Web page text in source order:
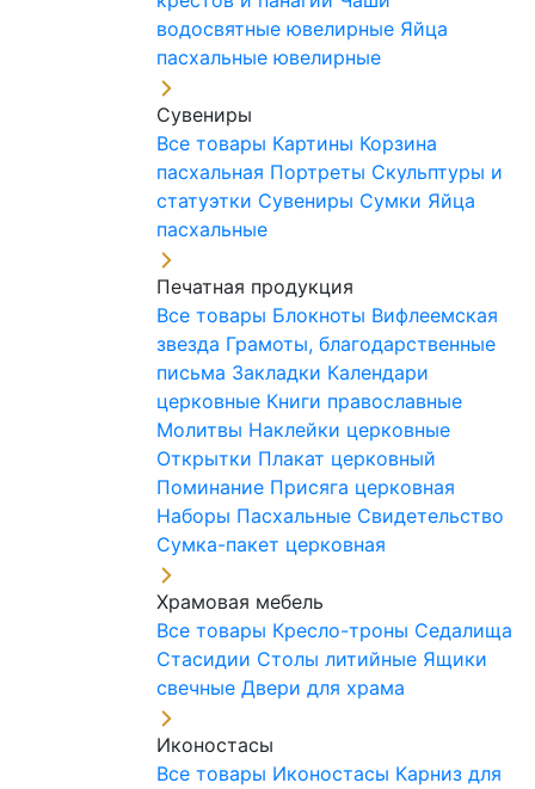
водосвятные ювелирные Яйца
пасхальные ювелирные
Сувениры
Все товары Картины Корзина
пасхальная Портреты Скульптуры и
статуэтки Сувениры Сумки Яйца
пасхальные
Печатная продукция
Все товары Блокноты Вифлеемская
звезда Грамоты, благодарственные
письма Закладки Календари
церковные Книги православные
Молитвы Наклейки церковные
Открытки Плакат церковный
Поминание Присяга церковная
Наборы Пасхальные Свидетельство
Сумка-пакет церковная
Храмовая мебель
Все товары Кресло-троны Седалища
Стасидии Столы литийные Ящики
свечные Двери для храма
Иконостасы
Все товары Иконостасы Карниз для